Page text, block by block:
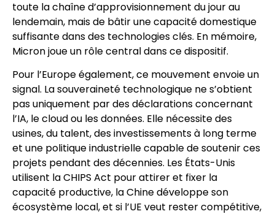
toute la chaîne d’approvisionnement du jour au
lendemain, mais de bâtir une capacité domestique
suffisante dans des technologies clés. En mémoire,
Micron joue un rôle central dans ce dispositif.
Pour l’Europe également, ce mouvement envoie un
signal. La souveraineté technologique ne s’obtient
pas uniquement par des déclarations concernant
l’IA, le cloud ou les données. Elle nécessite des
usines, du talent, des investissements à long terme
et une politique industrielle capable de soutenir ces
projets pendant des décennies. Les États-Unis
utilisent la CHIPS Act pour attirer et fixer la
capacité productive, la Chine développe son
écosystème local, et si l’UE veut rester compétitive,